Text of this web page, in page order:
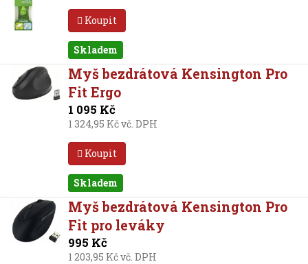
Koupit
Skladem
Myš bezdrátová Kensington Pro
Fit Ergo
1 095 Kč
1 324,95 Kč vč. DPH
Koupit
Skladem
Myš bezdrátová Kensington Pro
Fit pro leváky
995 Kč
1 203,95 Kč vč. DPH